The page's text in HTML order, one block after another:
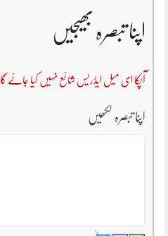
اپنا تبصرہ بھیجیں
آپکا ای میل ایڈریس شائع نہیں کیا جائے گا
اپنا تبصرہ لکھیں